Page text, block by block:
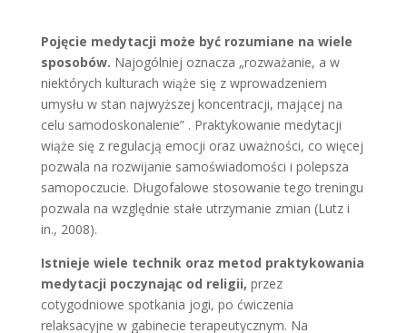
Pojęcie medytacji może być rozumiane na wiele
sposobów. Najogólniej oznacza „rozważanie, a w
niektórych kulturach wiąże się z wprowadzeniem
umysłu w stan najwyższej koncentracji, mającej na
celu samodoskonalenie” . Praktykowanie medytacji
wiąże się z regulacją emocji oraz uważności, co więcej
pozwala na rozwijanie samoświadomości i polepsza
samopoczucie. Długofalowe stosowanie tego treningu
pozwala na względnie stałe utrzymanie zmian (Lutz i
in., 2008).
Istnieje wiele technik oraz metod praktykowania
medytacji poczynając od religii, przez
cotygodniowe spotkania jogi, po ćwiczenia
relaksacyjne w gabinecie terapeutycznym. Na